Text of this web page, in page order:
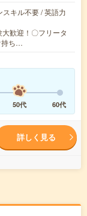
キル不要 / 英語力
大歓迎！〇フリータ
持ち…
50代 60代
詳しく見る